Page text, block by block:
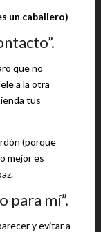
un caballero)
que no
a la otra
tus
(porque
mejor es
para mí”.
y evitar a